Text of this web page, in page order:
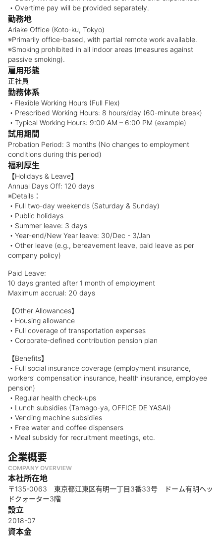
・Overtime pay will be provided separately.
勤務地
Ariake Office (Koto-ku, Tokyo)
※Primarily office-based, with partial remote work available.
※Smoking prohibited in all indoor areas (measures against
passive smoking).
雇用形態
正社員
勤務体系
・Flexible Working Hours (Full Flex)
・Prescribed Working Hours: 8 hours/day (60-minute break)
・Typical Working Hours: 9:00 AM – 6:00 PM (example)
試用期間
Probation Period: 3 months (No changes to employment
conditions during this period)
福利厚生
【Holidays & Leave】
Annual Days Off: 120 days
※Details：
・Full two-day weekends (Saturday & Sunday)
・Public holidays
・Summer leave: 3 days
・Year-end/New Year leave: 30/Dec - 3/Jan
・Other leave (e.g., bereavement leave, paid leave as per
company policy)
Paid Leave:
10 days granted after 1 month of employment
Maximum accrual: 20 days
【Other Allowances】
・Housing allowance
・Full coverage of transportation expenses
・Corporate-defined contribution pension plan
【Benefits】
・Full social insurance coverage (employment insurance,
workers' compensation insurance, health insurance, employee
pension)
・Regular health check-ups
・Lunch subsidies (Tamago-ya, OFFICE DE YASAI)
・Vending machine subsidies
・Free water and coffee dispensers
・Meal subsidy for recruitment meetings, etc.
企業概要
COMPANY OVERVIEW
本社所在地
〒135-0063 東京都江東区有明一丁目3番33号 ドーム有明ヘッ
ドクォーター3階
設立
2018-07
資本金